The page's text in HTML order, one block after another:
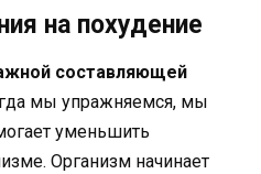
на похудение
составляющей
мы упражняемся, мы
уменьшить
Организм начинает